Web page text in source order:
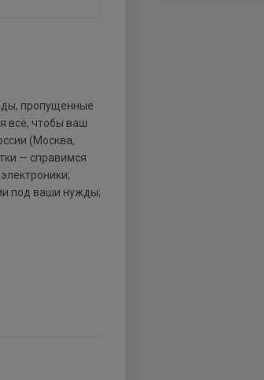
пропущенные
всё, чтобы ваш
(Москва,
— справимся
под ваши нужды;